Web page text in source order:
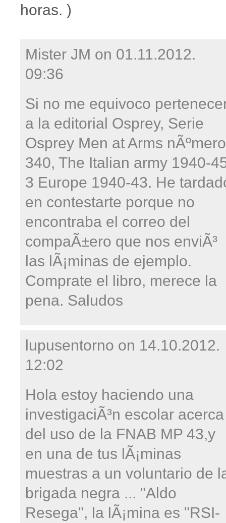
horas. )
Mister JM on 01.11.2012.
09:36
Si no me equivoco
a la editorial Osprey, Serie
Osprey Men at Arms nÃºmero
340, The Italian army 1940-
3 Europe 1940-43. He
en contestarte porque no
encontraba el correo del
compaÃ±ero que nos enviÃ³
las lÃ¡minas de ejemplo.
Comprate el libro, merece la
pena. Saludos
lupusentorno on 14.10.2012.
12:02
Hola estoy haciendo una
investigaciÃ³n escolar acerca
del uso de la FNAB MP 43,y
en una de tus lÃ¡minas
muestras a un voluntario de
brigada negra ... "Aldo
Resega", la lÃ¡mina es "RSI-